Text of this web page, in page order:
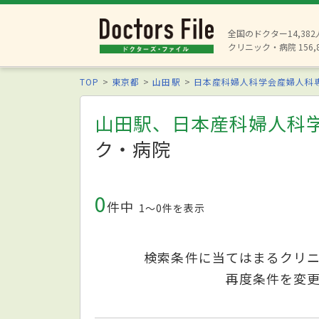
全国のドクター14,382
クリニック・病院
TOP 東京都 山田駅 日本産科婦人科学会産婦人科
山田駅、日本産科婦人科
ク・病院
0件中 1〜0件を表示
検索条件に当てはまるクリ
再度条件を変